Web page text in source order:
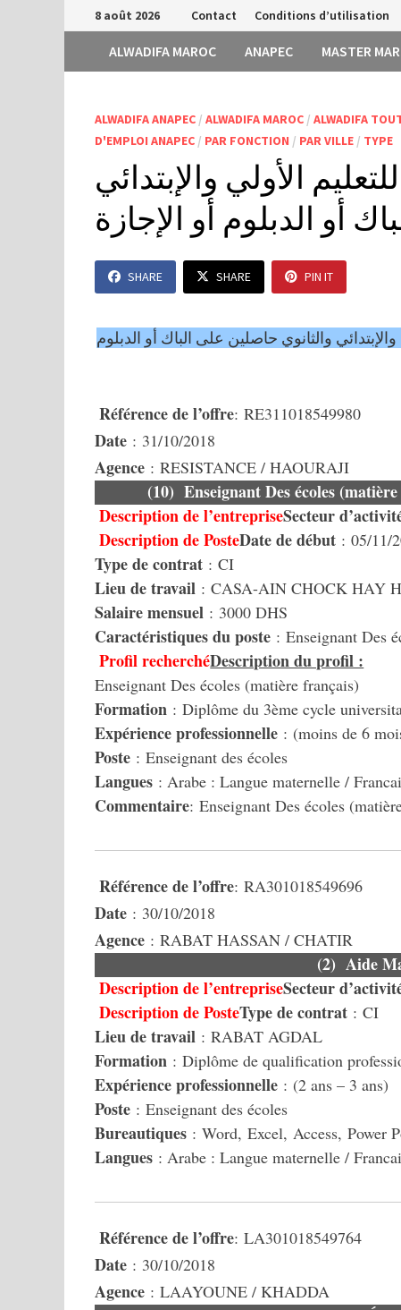
Passer
au
contenu
8 août 2026 Contact Conditions d’utilisation
ALWADIFA MAROC ANAPEC MASTER
ALWADIFA ANAPEC /ALWADIFA MAROC /ALWADIFA
D'EMPLOI ANAPEC / PAR FONCTION / PAR VILLE / TYPE
للتعليم الأولي والإبتدائي
أو الدبلوم أو الإجازة
SHARE SHARE PIN IT
للتعليم الأولي والإبتدائي والثانوي حاصلين على الباك أو الدبلوم
Référence de l’offre: RE311018549980
Date : 31/10/2018
Agence : RESISTANCE / HAOURAJI
(10) Enseignant Des écoles
Description de l’entrepriseSecteur
Description de PosteDate de début : 05/11/
Type de contrat : CI
Lieu de travail : CASA-AIN CHOCK HAY
Salaire mensuel : 3000 DHS
Caractéristiques du poste : Enseignant Des
Profil recherchéDescription du profil :
Enseignant Des écoles (matière français)
Formation : Diplôme du 3ème cycle
Expérience professionnelle : (moins de 6
Poste : Enseignant des écoles
Langues : Arabe : Langue maternelle /
Commentaire: Enseignant Des écoles
Référence de l’offre: RA301018549696
Date : 30/10/2018
Agence : RABAT HASSAN / CHATIR
(2) Aide
Description de l’entrepriseSecteur
Description de PosteType de contrat : CI
Lieu de travail : RABAT AGDAL
Formation : Diplôme de qualification
Expérience professionnelle : (2 ans – 3 ans)
Poste : Enseignant des écoles
Bureautiques : Word, Excel, Access, Power
Langues : Arabe : Langue maternelle /
Référence de l’offre: LA301018549764
Date : 30/10/2018
Agence : LAAYOUNE / KHADDA